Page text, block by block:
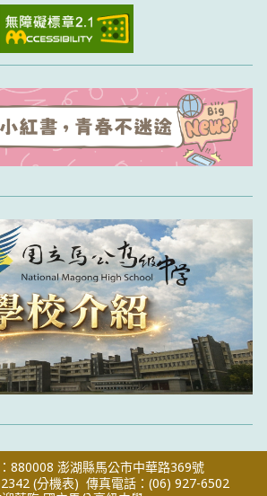
880008 澎湖縣馬公市中華路369號
(分機表) 傳真電話：(06) 927-6502